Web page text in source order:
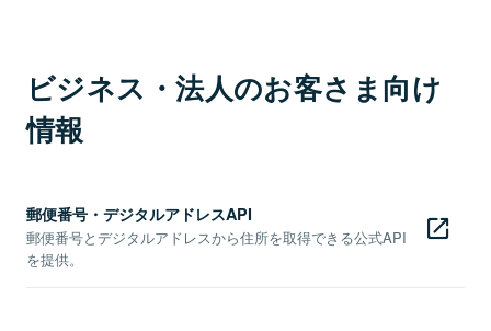
ビジネス・法人のお客さま向け
情報
郵便番号・デジタルアドレスAPI
郵便番号とデジタルアドレスから住所を取得できる公式API
を提供。